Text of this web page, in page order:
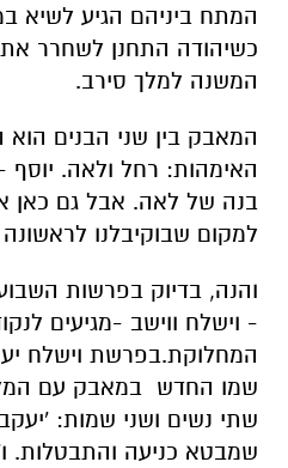
המתח ביניהם הגיע לשיא
כשיהודה התחנן לשחרר את
המשנה למלך סירב.
המאבק בין שני הבנים הוא
האימהות: רחל ולאה. יוסף
בנה של לאה. אבל גם כאן
למקום שבוקיבלנו לראשונה
והנה, בדיוק בפרשות
- וישלח ווישב -מגיעים
המחלוקת.בפרשת וישלח
שמו החדש במאבק עם
שתי נשים ושני שמות: 'יעקב
שמבטא כניעה והתבטלות. ו